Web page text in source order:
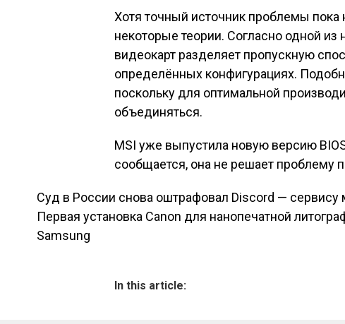
Хотя точный источник проблемы пока
некоторые теории. Согласно одной из
видеокарт разделяет пропускную
определённых конфигурациях.
поскольку для оптимальной
объединяться.
MSI уже выпустила новую версию
сообщается, она не решает проблему
Навигация по
Суд в России снова оштрафовал Discord — сервису
Первая установка Canon для нанопечатной
Samsung
In this article: